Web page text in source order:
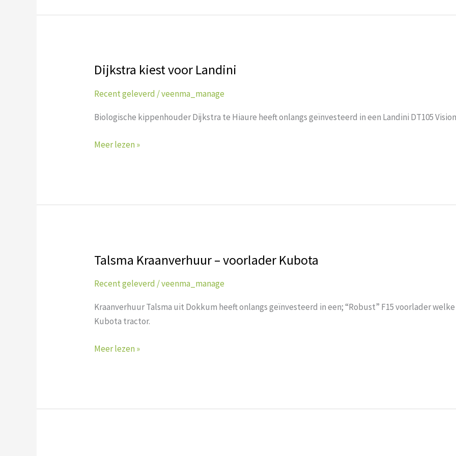
Dijkstra kiest voor Landini
Recent geleverd /veenma_manage
Biologische kippenhouder Dijkstra te Hiaure heeft onlangs geïnvesteerd in een Landini DT105
Dijkstra
voor
Landini
Meer lezen »
Talsma Kraanverhuur – voorlader Kubota
Recent geleverd /veenma_manage
Kraanverhuur Talsma uit Dokkum heeft onlangs geïnvesteerd in een; “Robust” F15 voorlader
Kubota tractor.
Talsma
–
voorlader
Kubota
Meer lezen »